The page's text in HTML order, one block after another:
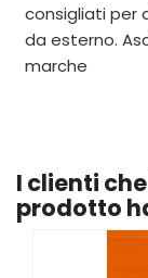
consigliati per
da esterno.
marche
I clienti
prodotto